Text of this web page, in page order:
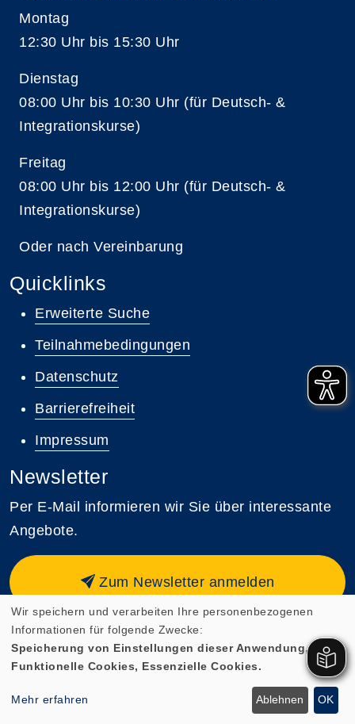
Montag
12:30 Uhr bis 15:30 Uhr
Dienstag
08:00 Uhr bis 10:30 Uhr (für Deutsch- &
Integrationskurse)
Freitag
08:00 Uhr bis 12:00 Uhr (für Deutsch- &
Integrationskurse)
Oder nach Vereinbarung
Quicklinks
Erweiterte Suche
Teilnahmebedingungen
Datenschutz
Barrierefreiheit
Impressum
Newsletter
Per E-Mail informieren wir Sie über interessante
Angebote.
Zum Newsletter anmelden
Cookie Einstellungen
Wir speichern und verarbeiten Ihre personenbezogenen
Informationen für folgende Zwecke:
Speicherung von Einstellungen dieser Anwendung,
Funktionelle Cookies, Essenzielle Cookies.
Mehr erfahren Ablehnen OK